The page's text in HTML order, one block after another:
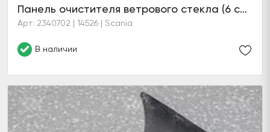
Панель очистителя ветрового стекла (6 серия)
Арт: 2340702 | 14526 | Scania
В наличии